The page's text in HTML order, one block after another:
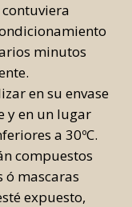
minutos
en su envase
y en un lugar
a 30ºC.
compuestos
ó mascaras
expuesto,